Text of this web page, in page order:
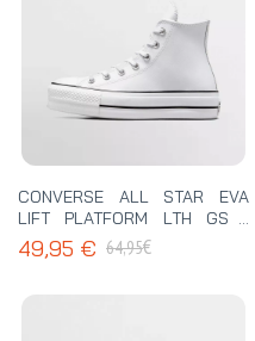
CONVERSE ALL STAR EVA
LIFT PLATFORM LTH GS -
A02486C
49,95 € 64,95€